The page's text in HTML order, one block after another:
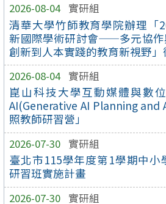
2026-08-04 實研組
清華大學竹師教育學院辦理「
新國際學術研討會——多元協作
創新到人本實踐的教育新視野
2026-08-04 實研組
崑山科技大學互動媒體與數
AI(Generative AI Planning
照教師研習營」
2026-07-30 實研組
臺北市115學年度第1學期中小
研習班實施計畫
2026-07-30 實研組